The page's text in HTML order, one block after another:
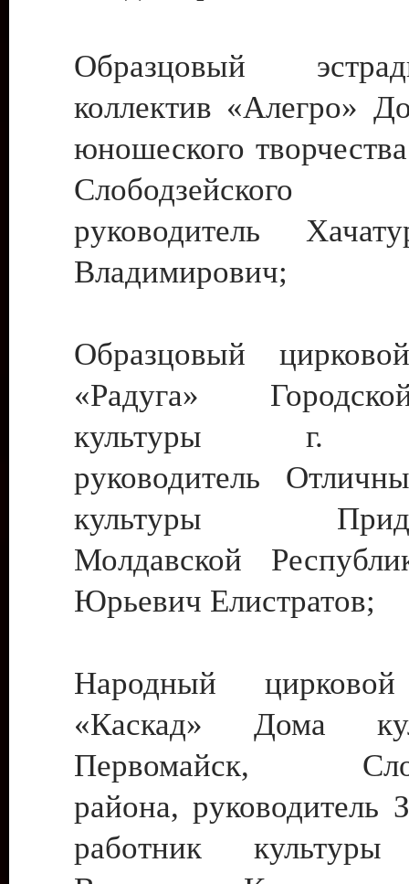
Образцовый
коллектив «Алегро»
юношеского
руководитель
Владимирович;
Образцовый
«Радуга»
культуры г.
руководитель
культуры
Молдавской
Юрьевич Елистратов;
Народный цирковой
«Каскад» Дома
Первомайск,
района, руководитель
работник культуры